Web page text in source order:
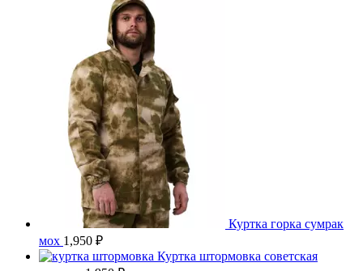
Куртка горка сумрак
мох 1,950 ₽
Куртка штормовка советская